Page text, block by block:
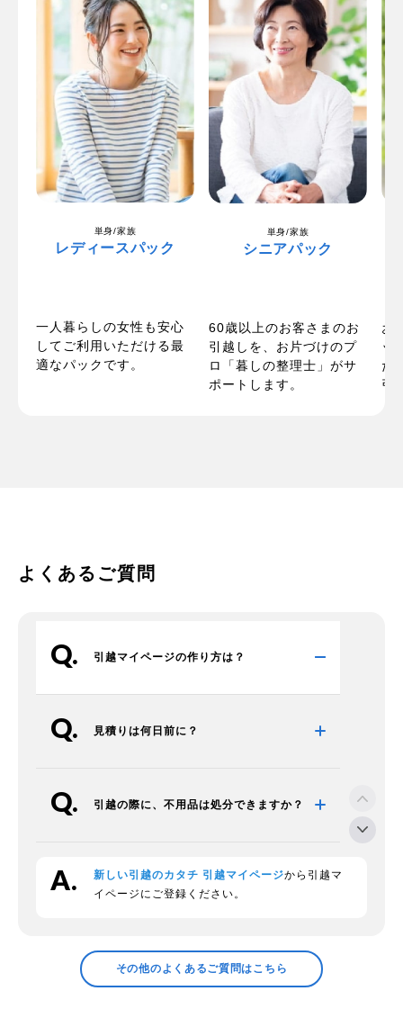
単身/家族
レディースパック
一人暮らしの女性も安心
してご利用いただける最
適なパックです。
単身/家族
シニアパック
60歳以上のお客さまのお
引越しを、お片づけのプ
ロ「暮しの整理士」がサ
ポートします。
お
ッ
た
引
よくあるご質問
引越マイページの作り方は？
見積りは何日前に？
引越の際に、不用品は処分できますか？
段ボールの回収をお願いできますか？
領収証の発行などについて確認したい
新しい引越のカタチ 引越マイページから引越マ
イページにご登録ください。
その他のよくあるご質問はこちら